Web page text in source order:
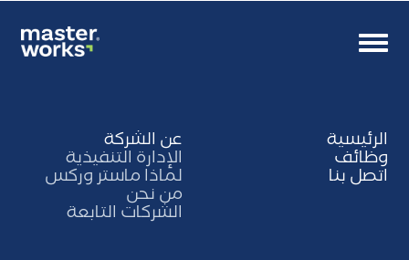
Toggle
الرئيسية
وظائف
اتصل بنا
عن الشركة
الإدارة التنفيذية
لماذا ماستر وركس
من نحن
الشركات التابعة